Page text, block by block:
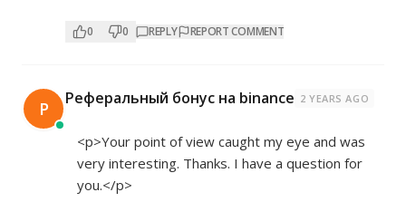
0 0 REPLY REPORT COMMENT
Р Реферальный бонус на binance 2 YEARS AGO
<p>Your point of view caught my eye and was
very interesting. Thanks. I have a question for
you.</p>